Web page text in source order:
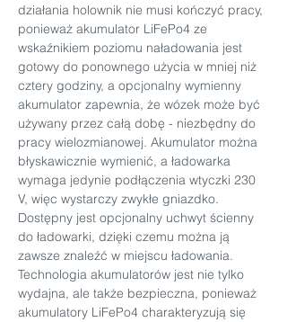
działania holownik nie musi kończyć pracy,
ponieważ akumulator LiFePo4 ze
wskaźnikiem poziomu naładowania jest
gotowy do ponownego użycia w mniej niż
cztery godziny, a opcjonalny wymienny
akumulator zapewnia, że wózek może być
używany przez całą dobę - niezbędny do
pracy wielozmianowej. Akumulator można
błyskawicznie wymienić, a ładowarka
wymaga jedynie podłączenia wtyczki 230
V, więc wystarczy zwykłe gniazdko.
Dostępny jest opcjonalny uchwyt ścienny
do ładowarki, dzięki czemu można ją
zawsze znaleźć w miejscu ładowania.
Technologia akumulatorów jest nie tylko
wydajna, ale także bezpieczna, ponieważ
akumulatory LiFePo4 charakteryzują się